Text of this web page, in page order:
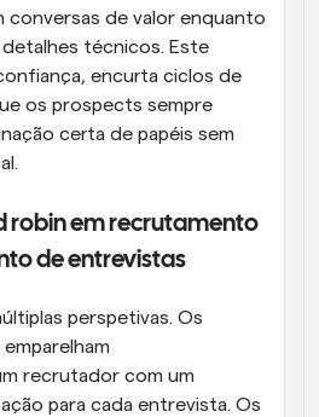
conversas de valor enquanto
técnicos. Este
encurta ciclos de
os prospects sempre
certa de papéis sem
robin em recrutamento
de entrevistas
perspetivas. Os
recrutador com um
para cada entrevista. Os